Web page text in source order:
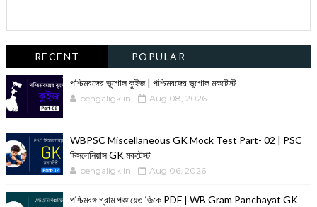
RECENT POPULAR
পশ্চিমবঙ্গের ভূগোল কুইজ | পশ্চিমবঙ্গের ভূগোল মকটেস্ট
bengaligk.in Aug 08, 2026
WBPSC Miscellaneous GK Mock Test Part- 02 | PSC
মিসলেনিয়াস GK মকটেস্ট
bengaligk.in Aug 06, 2026
পশ্চিমবঙ্গ গ্রাম পঞ্চায়েত জিকে PDF | WB Gram Panchayat GK